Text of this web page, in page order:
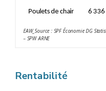
Poulets de chair 6 336
EAW_Source : SPF Économie DG
– SPW ARNE
Rentabilité